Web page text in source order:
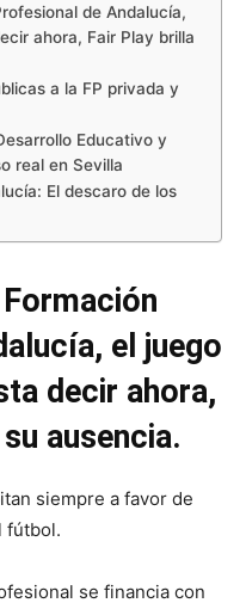
de Andalucía,
ahora, Fair Play brilla
a la FP privada y
Educativo y
real en Sevilla
El descaro de los
el juego
decir ahora,
ausencia.
siempre a favor de
fútbol.
se financia con